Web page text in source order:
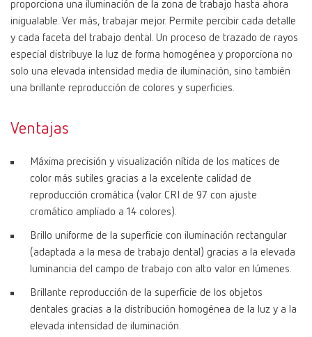
proporciona una iluminación de la zona de trabajo hasta ahora
inigualable. Ver más, trabajar mejor. Permite percibir cada detalle
y cada faceta del trabajo dental. Un proceso de trazado de rayos
especial distribuye la luz de forma homogénea y proporciona no
solo una elevada intensidad media de iluminación, sino también
una brillante reproducción de colores y superficies.
Ventajas
Máxima precisión y visualización nítida de los matices de
color más sutiles gracias a la excelente calidad de
reproducción cromática (valor CRI de 97 con ajuste
cromático ampliado a 14 colores).
Brillo uniforme de la superficie con iluminación rectangular
(adaptada a la mesa de trabajo dental) gracias a la elevada
luminancia del campo de trabajo con alto valor en lúmenes.
Brillante reproducción de la superficie de los objetos
dentales gracias a la distribución homogénea de la luz y a la
elevada intensidad de iluminación.